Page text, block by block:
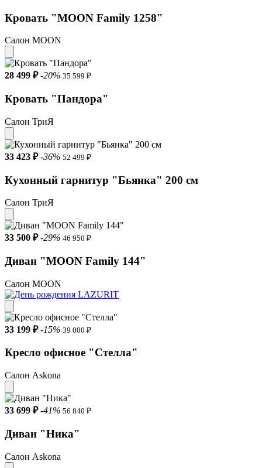
Кровать "MOON Family 1258"
Салон MOON
28 499 ₽ -20% 35 599 ₽
Кровать "Пандора"
Салон ТриЯ
33 423 ₽ -36% 52 499 ₽
Кухонный гарнитур "Бьянка" 200 см
Салон ТриЯ
33 500 ₽ -29% 46 950 ₽
Диван "MOON Family 144"
Салон MOON
33 199 ₽ -15% 39 000 ₽
Кресло офисное "Стелла"
Салон Askona
33 699 ₽ -41% 56 840 ₽
Диван "Ника"
Салон Askona